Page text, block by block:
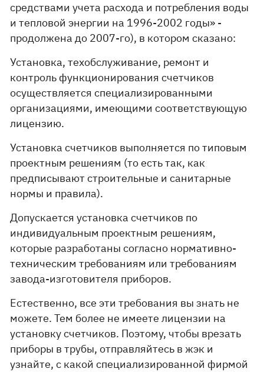
средствами учета расхода и потребления воды
и тепловой энергии на 1996-2002 годы» -
продолжена до 2007-го), в котором сказано:
Установка, техобслуживание, ремонт и
контроль функционирования счетчиков
осуществляется специализированными
организациями, имеющими соответствующую
лицензию.
Установка счетчиков выполняется по типовым
проектным решениям (то есть так, как
предписывают строительные и санитарные
нормы и правила).
Допускается установка счетчиков по
индивидуальным проектным решениям,
которые разработаны согласно нормативно-
техническим требованиям или требованиям
завода-изготовителя приборов.
Естественно, все эти требования вы знать не
можете. Тем более не имеете лицензии на
установку счетчиков. Поэтому, чтобы врезать
приборы в трубы, отправляйтесь в жэк и
узнайте, с какой специализированной фирмой